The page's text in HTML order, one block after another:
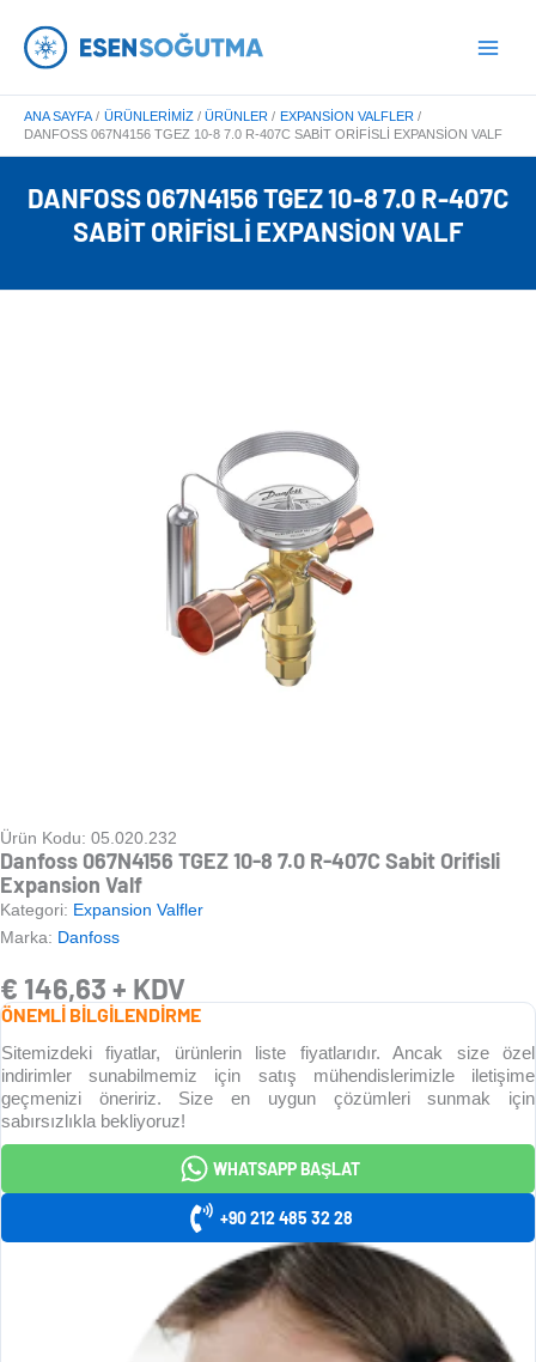
atla
Menu
ANA SAYFA ÜRÜNLERIMIZ ÜRÜNLER
EXPANSION VALFLER
DANFOSS 067N4156 TGEZ 10-8 7.0 R-407C SABIT ORIFISLI EXPANSION VALF
DANFOSS 067N4156 TGEZ 10-8 7.0 R-407C
SABIT ORIFISLI EXPANSION VALF
Ürün Kodu: 05.020.232
Danfoss 067N4156 TGEZ 10-8 7.0 R-407C Sabit Orifisli
Expansion Valf
Kategori: Expansion Valfler
Marka: Danfoss
€ 146,63 + KDV
ÖNEMLİ BİLGİLENDİRME
Sitemizdeki fiyatlar, ürünlerin liste fiyatlarıdır. Ancak size özel
indirimler sunabilmemiz için satış mühendislerimizle iletişime
geçmenizi öneririz. Size en uygun çözümleri sunmak için
sabırsızlıkla bekliyoruz!
WHATSAPP BAŞLAT
+90 212 485 32 28